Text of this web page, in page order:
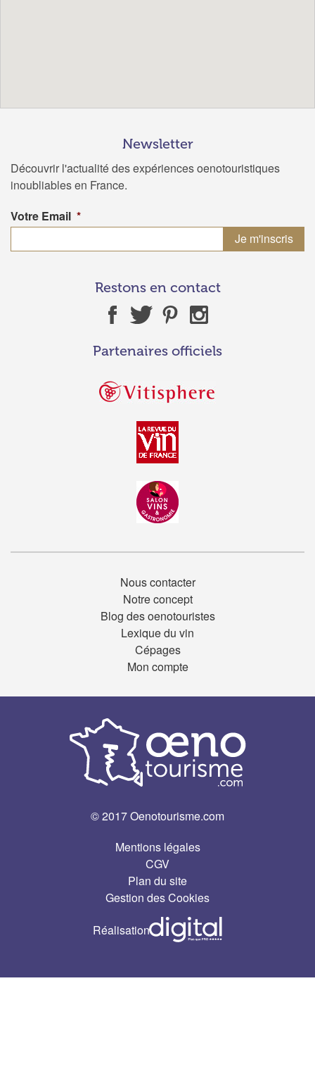
Newsletter
Découvrir l'actualité des expériences oenotouristiques
inoubliables en France.
Votre Email *
Restons en contact
Partenaires officiels
Nous contacter
Notre concept
Blog des oenotouristes
Lexique du vin
Cépages
Mon compte
© 2017 Oenotourisme.com
Réalisation
Mentions légales
CGV
Plan du site
Gestion des Cookies